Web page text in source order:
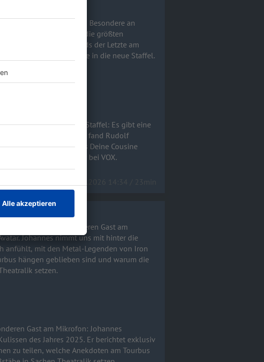
Song" dabei! Das Besondere an
Guests! Was waren die größten
gut? Wer war abends der Letzte am
exklusive Einblicke in die neue Staffel.
Besondere an dieser Staffel: Es gibt eine
Welchen Auftritt fand Rudolf
Interview gibt uns Deine Cousine
14. April um 20:15 Uhr bei VOX.
wir einen ganz besonderen Gast am
die
anfühlt, mit den Metal-Legenden von Iron
hängen geblieben sind und warum die
setzen.
Gast am Mikrofon: Johannes
zu teilen, welche Anekdoten am Tourbus